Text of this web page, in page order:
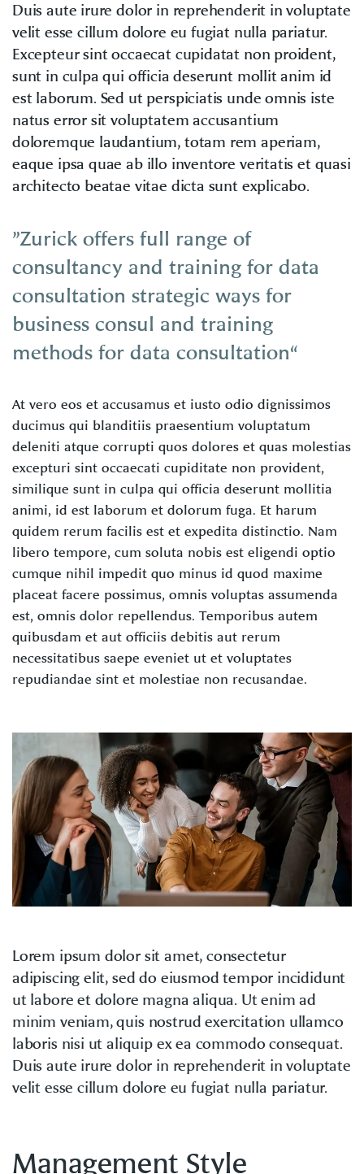
Duis aute irure dolor in reprehenderit in voluptate
velit esse cillum dolore eu fugiat nulla pariatur.
Excepteur sint occaecat cupidatat non proident,
sunt in culpa qui officia deserunt mollit anim id
est laborum. Sed ut perspiciatis unde omnis iste
natus error sit voluptatem accusantium
doloremque laudantium, totam rem aperiam,
eaque ipsa quae ab illo inventore veritatis et quasi
architecto beatae vitae dicta sunt explicabo.
”Zurick offers full range of
consultancy and training for data
consultation strategic ways for
business consul and training
methods for data consultation“
At vero eos et accusamus et iusto odio dignissimos
ducimus qui blanditiis praesentium voluptatum
deleniti atque corrupti quos dolores et quas molestias
excepturi sint occaecati cupiditate non provident,
similique sunt in culpa qui officia deserunt mollitia
animi, id est laborum et dolorum fuga. Et harum
quidem rerum facilis est et expedita distinctio. Nam
libero tempore, cum soluta nobis est eligendi optio
cumque nihil impedit quo minus id quod maxime
placeat facere possimus, omnis voluptas assumenda
est, omnis dolor repellendus. Temporibus autem
quibusdam et aut officiis debitis aut rerum
necessitatibus saepe eveniet ut et voluptates
repudiandae sint et molestiae non recusandae.
Lorem ipsum dolor sit amet, consectetur
adipiscing elit, sed do eiusmod tempor incididunt
ut labore et dolore magna aliqua. Ut enim ad
minim veniam, quis nostrud exercitation ullamco
laboris nisi ut aliquip ex ea commodo consequat.
Duis aute irure dolor in reprehenderit in voluptate
velit esse cillum dolore eu fugiat nulla pariatur.
Management Style